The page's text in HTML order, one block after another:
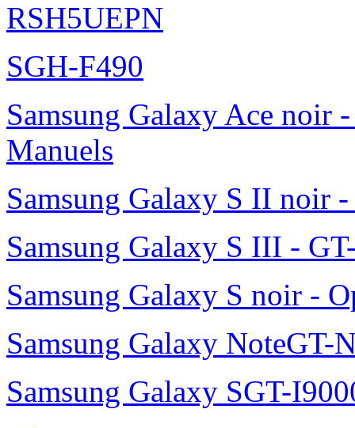
RSH5UEPN
SGH-F490
Samsung Galaxy Ace noir
Manuels
Samsung Galaxy S II noir
Samsung Galaxy S III -
Samsung Galaxy S noir -
Samsung Galaxy NoteGT-
Samsung Galaxy SGT-